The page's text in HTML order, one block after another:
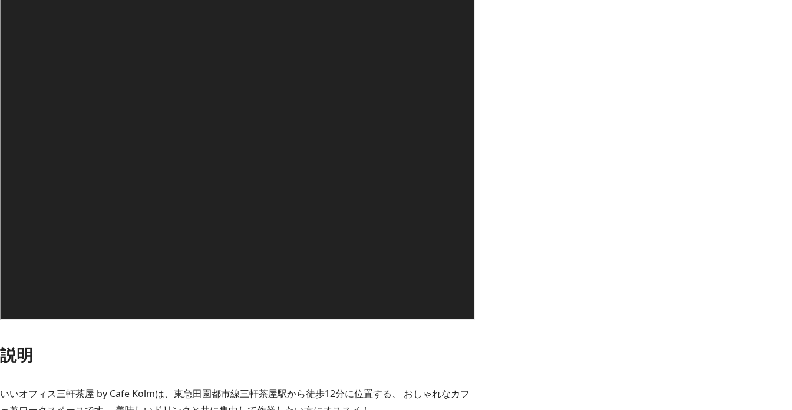
説明
いいオフィス三軒茶屋 by Cafe Kolmは、東急田園都市線三軒茶屋駅から徒歩12分に位置する、 おしゃれなカフ